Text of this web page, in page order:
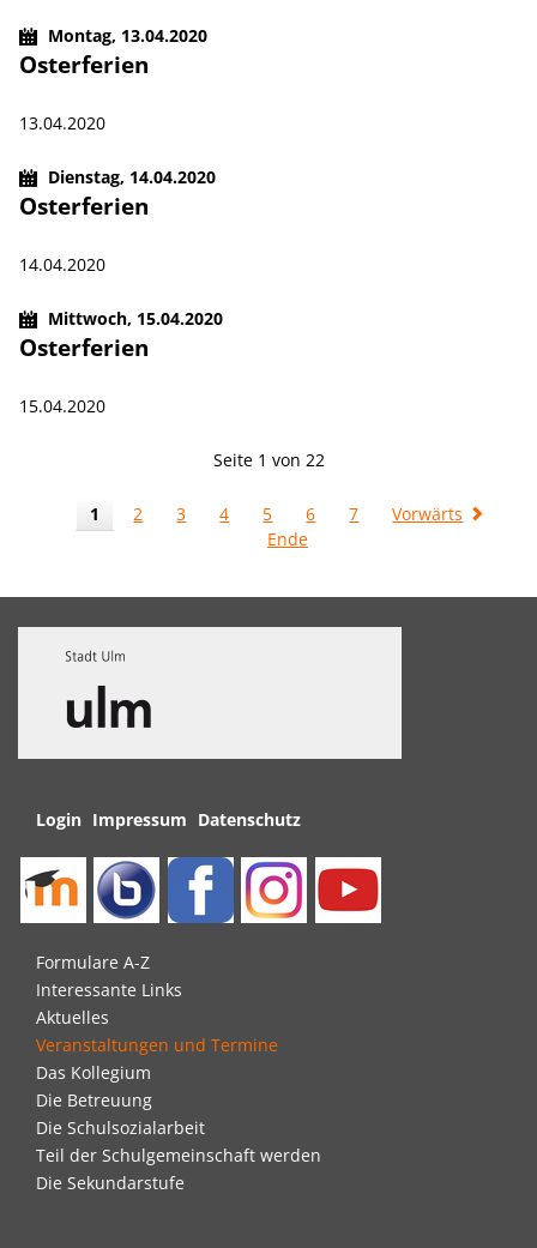
Montag, 13.04.2020
Osterferien
13.04.2020
Dienstag, 14.04.2020
Osterferien
14.04.2020
Mittwoch, 15.04.2020
Osterferien
15.04.2020
Seite 1 von 22
1 2 3 4 5 6 7
Vorwärts
Ende
Navigation
Login Impressum Datenschutz
Navigation
überspringen
Formulare A-Z
Interessante Links
Aktuelles
Veranstaltungen und Termine
Das Kollegium
Die Betreuung
Die Schulsozialarbeit
Teil der Schulgemeinschaft werden
Die Sekundarstufe